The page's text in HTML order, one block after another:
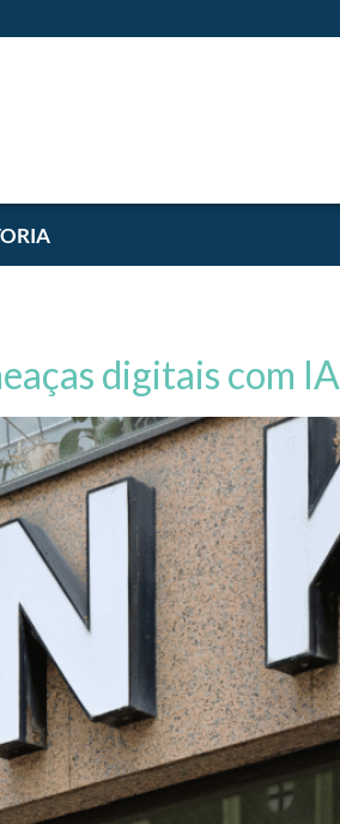
digitais com IA